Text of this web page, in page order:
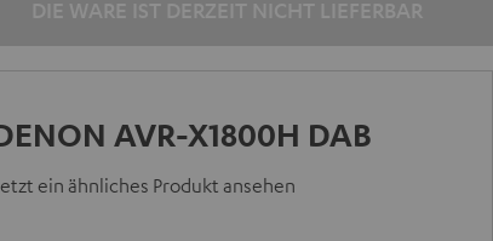
AVR-X1800H DAB
ein ähnliches Produkt ansehen